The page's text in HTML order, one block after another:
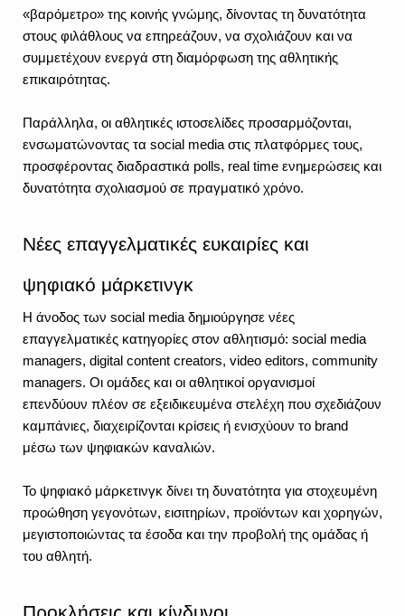
«βαρόμετρο» της κοινής γνώμης, δίνοντας τη δυνατότητα
στους φιλάθλους να επηρεάζουν, να σχολιάζουν και να
συμμετέχουν ενεργά στη διαμόρφωση της αθλητικής
επικαιρότητας.
Παράλληλα, οι αθλητικές ιστοσελίδες προσαρμόζονται,
ενσωματώνοντας τα social media στις πλατφόρμες τους,
προσφέροντας διαδραστικά polls, real time ενημερώσεις και
δυνατότητα σχολιασμού σε πραγματικό χρόνο.
Νέες επαγγελματικές ευκαιρίες και
ψηφιακό μάρκετινγκ
Η άνοδος των social media δημιούργησε νέες
επαγγελματικές κατηγορίες στον αθλητισμό: social media
managers, digital content creators, video editors, community
managers. Οι ομάδες και οι αθλητικοί οργανισμοί
επενδύουν πλέον σε εξειδικευμένα στελέχη που σχεδιάζουν
καμπάνιες, διαχειρίζονται κρίσεις ή ενισχύουν το brand
μέσω των ψηφιακών καναλιών.
Το ψηφιακό μάρκετινγκ δίνει τη δυνατότητα για στοχευμένη
προώθηση γεγονότων, εισιτηρίων, προϊόντων και χορηγών,
μεγιστοποιώντας τα έσοδα και την προβολή της ομάδας ή
του αθλητή.